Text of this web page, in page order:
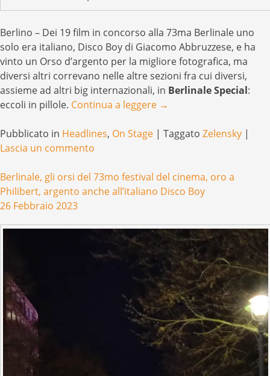
Berlino – Dei 19 film in concorso alla 73ma Berlinale uno
solo era italiano, Disco Boy di Giacomo Abbruzzese, e ha
vinto un Orso d’argento per la migliore fotografica, ma
diversi altri correvano nelle altre sezioni fra cui diversi,
assieme ad altri big internazionali, in Berlinale Special:
eccoli in pillole. Continua a leggere →
Pubblicato in Headlines, On Stage | Taggato Zelensky |
Lascia un commento
Berlinale, gli orsi del 73mo festival del cinema, oro a
Philibert, argento anche all’italiano Disco Boy
26 Febbraio 2023